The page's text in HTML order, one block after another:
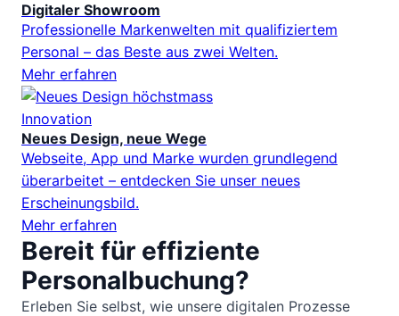
Digitaler Showroom
Professionelle Markenwelten mit qualifiziertem
Personal – das Beste aus zwei Welten.
Mehr erfahren
Innovation
Neues Design, neue Wege
Webseite, App und Marke wurden grundlegend
überarbeitet – entdecken Sie unser neues
Erscheinungsbild.
Mehr erfahren
Bereit für effiziente
Personalbuchung?
Erleben Sie selbst, wie unsere digitalen Prozesse